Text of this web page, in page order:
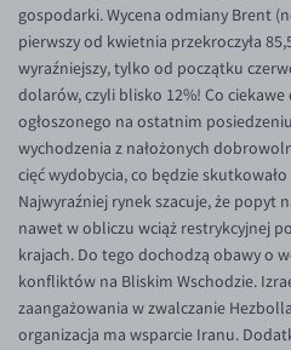
EUR/ZAR
GBP/USD
USD/CHF
GBP/CHF
gospodarki. Wycena odmiany Brent
pierwszy od kwietnia przekroczyła
wyraźniejszy, tylko od początku
dolarów, czyli blisko 12%! Co
ogłoszonego na ostatnim
wychodzenia z nałożonych
cięć wydobycia, co będzie
Najwyraźniej rynek szacuje, że popyt
nawet w obliczu wciąż restrykcyjnej
krajach. Do tego dochodzą obawy o
konfliktów na Bliskim Wschodzie.
zaangażowania w zwalczanie
organizacja ma wsparcie Iranu.